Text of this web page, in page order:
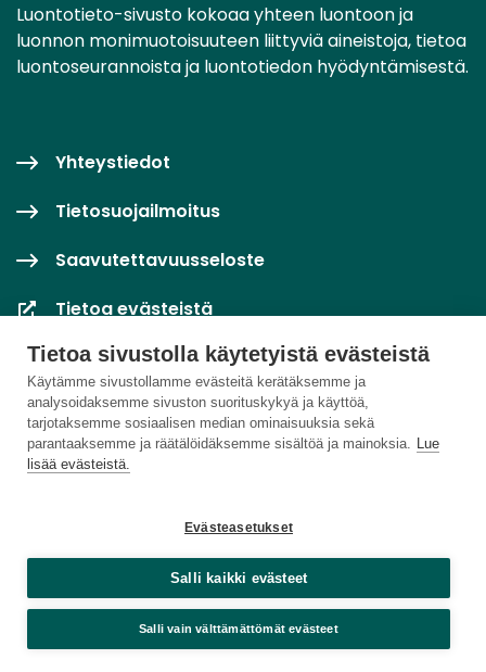
Tietoa sivustolla käytetyistä evästeistä
Käytämme sivustollamme evästeitä kerätäksemme ja
analysoidaksemme sivuston suorituskykyä ja käyttöä,
tarjotaksemme sosiaalisen median ominaisuuksia sekä
parantaaksemme ja räätälöidäksemme sisältöä ja mainoksia. Lue
lisää evästeistä.
Evästeasetukset
Salli kaikki evästeet
Salli vain välttämättömät evästeet
Luontotieto-sivusto kokoaa yhteen luontoon ja
luonnon monimuotoisuuteen liittyviä aineistoja, tietoa
luontoseurannoista ja luontotiedon hyödyntämisestä.
Yhteystiedot
Tietosuojailmoitus
Saavutettavuusseloste
Tietoa evästeistä
Evästeasetukset